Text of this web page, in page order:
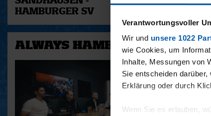
Verantwortungsvoller
Wir und unsere 1022
wie Cookies, um
Inhalte, Messungen von
Sie entscheiden
Erklärung oder durch
Wenn Sie es erlauben,
HAMBURGER SV
ALWAYS HAMBURG - DAS